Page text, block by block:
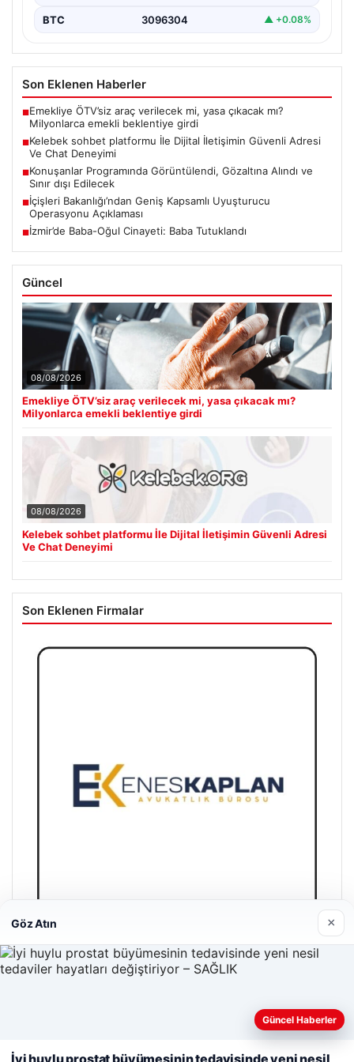
BTC 3096304 ▲ +0.08%
Son Eklenen Haberler
■Emekliye ÖTV’siz araç verilecek mi, yasa çıkacak mı?
Milyonlarca emekli beklentiye girdi
■Kelebek sohbet platformu İle Dijital İletişimin Güvenli Adresi
Ve Chat Deneyimi
■Konuşanlar Programında Görüntülendi, Gözaltına Alındı ve
Sınır dışı Edilecek
■İçişleri Bakanlığı’ndan Geniş Kapsamlı Uyuşturucu
Operasyonu Açıklaması
■İzmir’de Baba-Oğul Cinayeti: Baba Tutuklandı
Güncel
08/08/2026
Emekliye ÖTV’siz araç verilecek mi, yasa çıkacak mı?
Milyonlarca emekli beklentiye girdi
08/08/2026
Kelebek sohbet platformu İle Dijital İletişimin Güvenli Adresi
Ve Chat Deneyimi
Son Eklenen Firmalar
Enes Kaplan Avukatlık Bürosu
04/28/2026
Web sitemizi nasıl kullandığınızı daha iyi anlayabilmek,
Göz Atın ×
Güncel Haberler
İyi huylu prostat büyümesinin tedavisinde yeni nesil